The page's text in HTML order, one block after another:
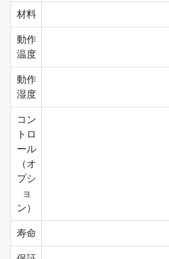
材料
動作
温度
動作
湿度
コン
トロ
ール
（オ
プシ
ョ
ン）
寿命